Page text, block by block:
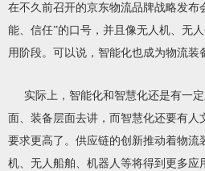
在不久前召开的京东物流品牌战略发布
能、信任”的口号，并且像无人机、无
用阶段。可以说，智能化也成为物流装
实际上，智能化和智慧化还是有一
面、装备层面去讲，而智慧化还要有人
要求更高了。供应链的创新推动着物流
机、无人船舶、机器人等将得到更多应